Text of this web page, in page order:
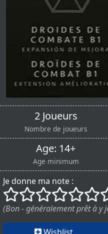
2 Joueurs
Nombre de joueurs
Age: 14+
Age minimum
Je donne ma note :
()
() () () () ()
(Bon - généralement prêt à y